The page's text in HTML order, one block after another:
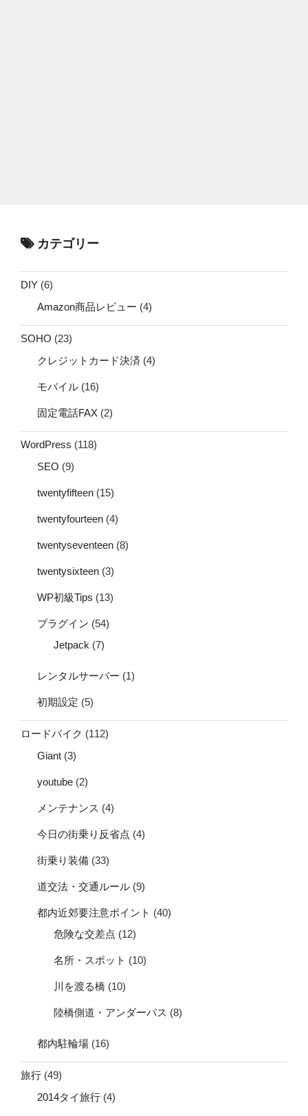
カテゴリー
DIY (6)
Amazon商品レビュー (4)
SOHO (23)
クレジットカード決済 (4)
モバイル (16)
固定電話FAX (2)
WordPress (118)
SEO (9)
twentyfifteen (15)
twentyfourteen (4)
twentyseventeen (8)
twentysixteen (3)
WP初級Tips (13)
プラグイン (54)
Jetpack (7)
レンタルサーバー (1)
初期設定 (5)
ロードバイク (112)
Giant (3)
youtube (2)
メンテナンス (4)
今日の街乗り反省点 (4)
街乗り装備 (33)
道交法・交通ルール (9)
都内近郊要注意ポイント (40)
危険な交差点 (12)
名所・スポット (10)
川を渡る橋 (10)
陸橋側道・アンダーパス (8)
都内駐輪場 (16)
旅行 (49)
2014タイ旅行 (4)